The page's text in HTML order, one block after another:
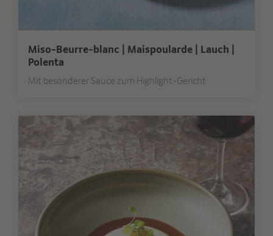
Miso-Beurre-blanc | Maispoularde | Lauch |
Polenta
Mit besonderer Sauce zum Highlight-Gericht